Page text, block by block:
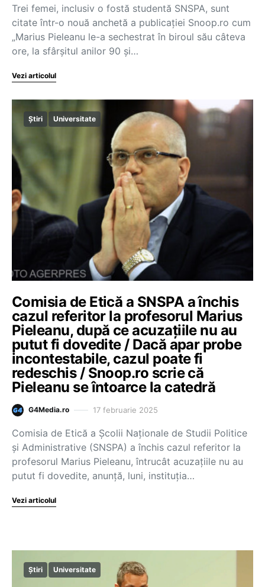
Trei femei, inclusiv o fostă studentă SNSPA, sunt
citate într-o nouă anchetă a publicației Snoop.ro cum
„Marius Pieleanu le-a sechestrat în biroul său câteva
ore, la sfârșitul anilor 90 și…
Vezi articolul
Știri Universitate
Comisia de Etică a SNSPA a închis
cazul referitor la profesorul Marius
Pieleanu, după ce acuzațiile nu au
putut fi dovedite / Dacă apar probe
incontestabile, cazul poate fi
redeschis / Snoop.ro scrie că
Pieleanu se întoarce la catedră
G4Media.ro 17 februarie 2025
Comisia de Etică a Şcolii Naţionale de Studii Politice
şi Administrative (SNSPA) a închis cazul referitor la
profesorul Marius Pieleanu, întrucât acuzaţiile nu au
putut fi dovedite, anunţă, luni, instituţia…
Vezi articolul
Știri Universitate